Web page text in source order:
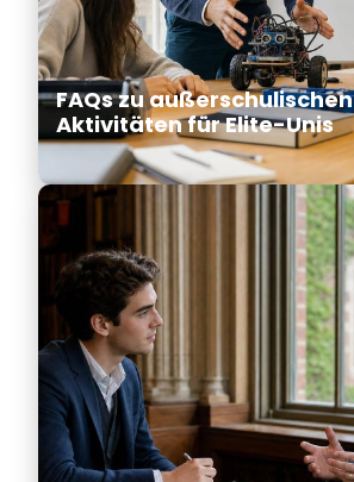
FAQs zu außerschulischen
Aktivitäten für Elite-Unis